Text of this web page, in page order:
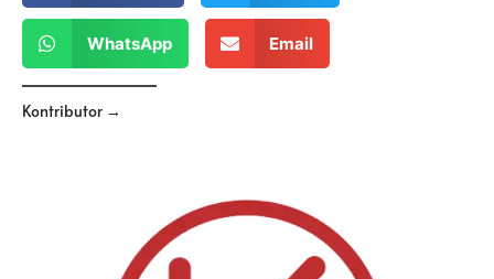
WhatsApp Email
Kontributor →